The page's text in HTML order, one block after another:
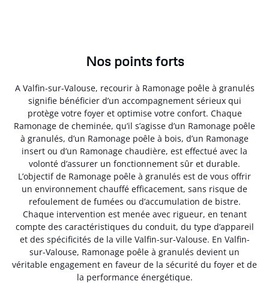
Nos points forts
A Valfin-sur-Valouse, recourir à Ramonage poêle à granulés
signifie bénéficier d’un accompagnement sérieux qui
protège votre foyer et optimise votre confort. Chaque
Ramonage de cheminée, qu’il s’agisse d’un Ramonage poêle
à granulés, d’un Ramonage poêle à bois, d’un Ramonage
insert ou d’un Ramonage chaudière, est effectué avec la
volonté d’assurer un fonctionnement sûr et durable.
L’objectif de Ramonage poêle à granulés est de vous offrir
un environnement chauffé efficacement, sans risque de
refoulement de fumées ou d’accumulation de bistre.
Chaque intervention est menée avec rigueur, en tenant
compte des caractéristiques du conduit, du type d’appareil
et des spécificités de la ville Valfin-sur-Valouse. En Valfin-
sur-Valouse, Ramonage poêle à granulés devient un
véritable engagement en faveur de la sécurité du foyer et de
la performance énergétique.